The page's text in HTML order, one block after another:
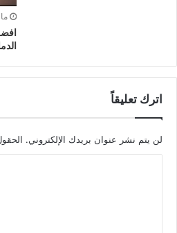
اترك تعليقاً
لن يتم نشر عنوان بريدك الإلكتروني.